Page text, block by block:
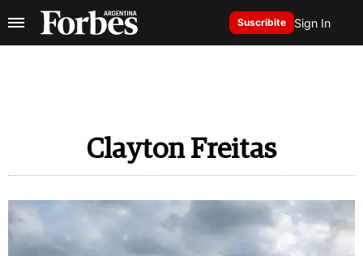
Suscribite Sign In
Clayton Freitas